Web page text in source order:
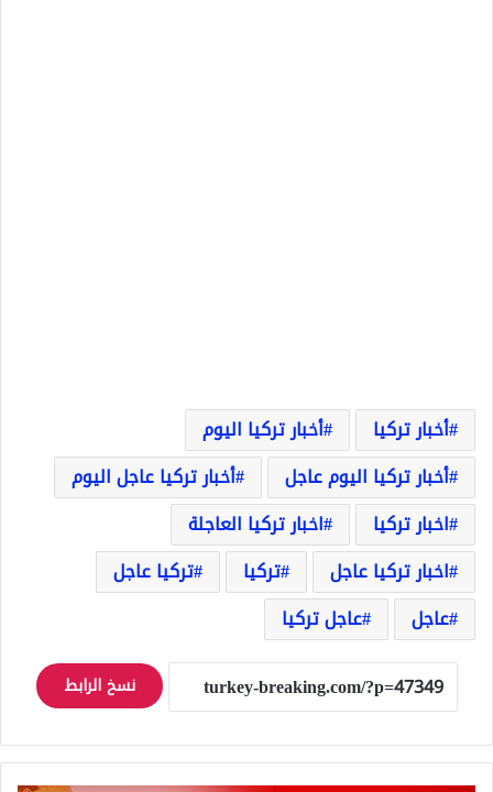
أخبار تركيا
أخبار تركيا اليوم
أخبار تركيا اليوم عاجل
أخبار تركيا عاجل اليوم
اخبار تركيا
اخبار تركيا العاجلة
اخبار تركيا عاجل
تركيا
تركيا عاجل
عاجل
عاجل تركيا
نسخ الرابط